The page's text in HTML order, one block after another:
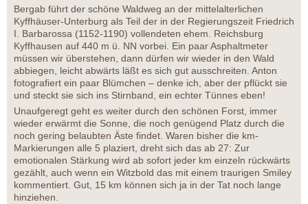
Bergab führt der schöne Waldweg an der mittelalterlichen
Kyffhäuser-Unterburg als Teil der in der Regierungszeit Friedrich
I. Barbarossa (1152-1190) vollendeten ehem. Reichsburg
Kyffhausen auf 440 m ü. NN vorbei. Ein paar Asphaltmeter
müssen wir überstehen, dann dürfen wir wieder in den Wald
abbiegen, leicht abwärts läßt es sich gut ausschreiten. Anton
fotografiert ein paar Blümchen – denke ich, aber der pflückt sie
und steckt sie sich ins Stirnband, ein echter Tünnes eben!
Unaufgeregt geht es weiter durch den schönen Forst, immer
wieder erwärmt die Sonne, die noch genügend Platz durch die
noch gering belaubten Äste findet. Waren bisher die km-
Markierungen alle 5 plaziert, dreht sich das ab 27: Zur
emotionalen Stärkung wird ab sofort jeder km einzeln rückwärts
gezählt, auch wenn ein Witzbold das mit einem traurigen Smiley
kommentiert. Gut, 15 km können sich ja in der Tat noch lange
hinziehen.